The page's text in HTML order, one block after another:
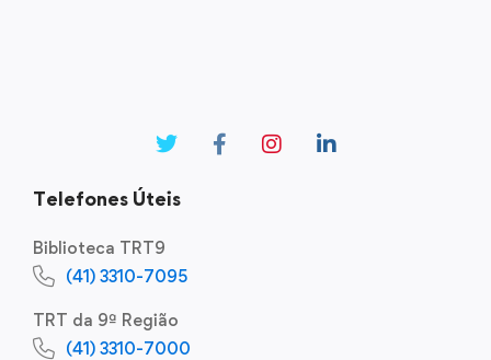
Telefones Úteis
Biblioteca TRT9
(41) 3310-7095
TRT da 9ª Região
(41) 3310-7000